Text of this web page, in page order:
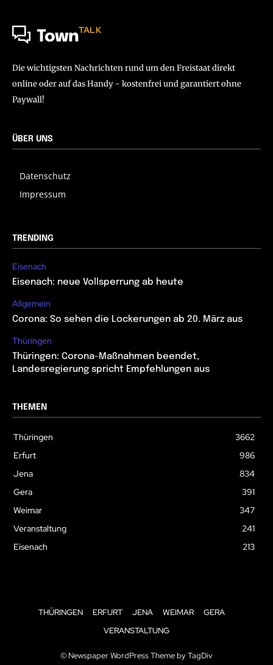
TownTALK
Die wichtigsten Nachrichten rund um den Freistaat direkt
online oder auf das Handy - kostenfrei und garantiert ohne
Paywall!
ÜBER UNS
Datenschutz
Impressum
TRENDING
Eisenach
Eisenach: neue Vollsperrung ab heute
Allgemein
Corona: So sehen die Lockerungen ab 20. März aus
Thüringen
Thüringen: Corona-Maßnahmen beendet,
Landesregierung spricht Empfehlungen aus
THEMEN
Thüringen
3662
Erfurt
986
Jena
834
Gera
391
Weimar
347
Veranstaltung
241
Eisenach
213
THÜRINGEN ERFURT JENA WEIMAR
GERA
VERANSTALTUNG
© Newspaper WordPress Theme by TagDiv